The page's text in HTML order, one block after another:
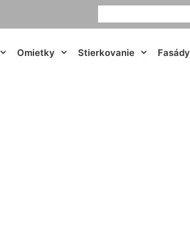
Omietky Stierkovanie Fasády